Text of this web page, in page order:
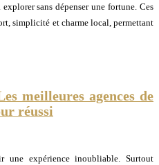
sans dépenser une fortune. Ces
simplicité et charme local, permettant
meilleures agences de
réussi
une expérience inoubliable. Surtout